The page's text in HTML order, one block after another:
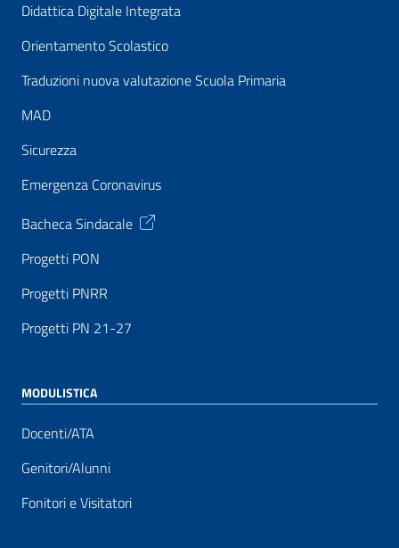
Didattica Digitale Integrata
Orientamento Scolastico
Traduzioni nuova valutazione Scuola Primaria
MAD
Sicurezza
Emergenza Coronavirus
Bacheca Sindacale
Progetti PON
Progetti PNRR
Progetti PN 21-27
MODULISTICA
Docenti/ATA
Genitori/Alunni
Fonitori e Visitatori